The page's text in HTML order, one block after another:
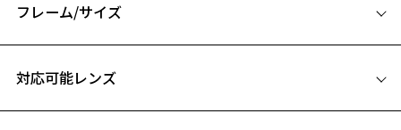
【デザイン】
アメリカのクラシックデザインがベースのヴィンテージ。
フレーム/サイズ
対応可能レンズ